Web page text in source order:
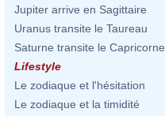
Jupiter arrive en Sagittaire
Uranus transite le Taureau
Saturne transite le Capricorne
Lifestyle
Le zodiaque et l'hésitation
Le zodiaque et la timidité